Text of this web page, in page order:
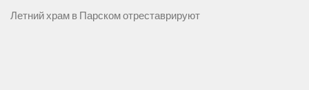
Летний храм в Парском отреставрируют